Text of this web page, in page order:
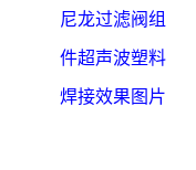
尼龙过滤阀组
件超声波塑料
焊接效果图片